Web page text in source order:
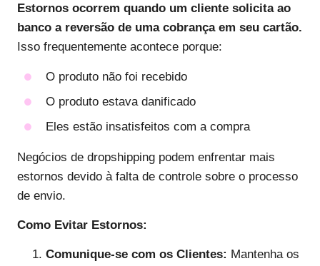
Estornos ocorrem quando um cliente solicita ao
banco a reversão de uma cobrança em seu cartão.
Isso frequentemente acontece porque:
O produto não foi recebido
O produto estava danificado
Eles estão insatisfeitos com a compra
Negócios de dropshipping podem enfrentar mais
estornos devido à falta de controle sobre o processo
de envio.
Como Evitar Estornos:
Comunique-se com os Clientes: Mantenha os